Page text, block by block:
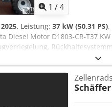
1 /4
2025, Leistung: 37 kW (50,31 PS),
Diesel Motor D1803-CR-T37
100
gemäß StVZO
Bolzen undSchäffer